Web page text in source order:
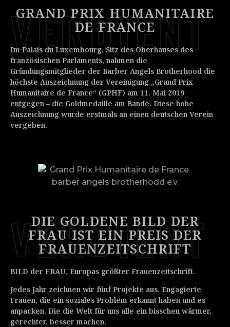
VERDIENT
GRAND PRIX HUMANITAIRE
DE FRANCE
Im Palais du Luxembourg, Sitz des Oberhauses des
französischen Parlaments, nahmen die
Gründungsmitglieder der Barber Angels Brotherhood die
höchste Auszeichnung der Vereinigung „Grand Prix
Humanitaire de France“ (GPHF) am 11. Mai 2019
entgegen – die Goldmedaille am Bande. Diese hohe
Auszeichnung wurde erstmals an einen deutschen Verein
vergeben.
VERDIENT
DIE GOLDENE BILD DER
FRAU IST EIN PREIS DER
FRAUENZEITSCHRIFT
BILD der FRAU, Europas größter Frauenzeitschrift.
Jedes Jahr zeichnen wir fünf Projekte aus. Engagierte
Frauen, die ein soziales Problem erkannt haben und es
anpacken. Die die Welt für uns alle ein bisschen wärmer,
gerechter, besser machen.